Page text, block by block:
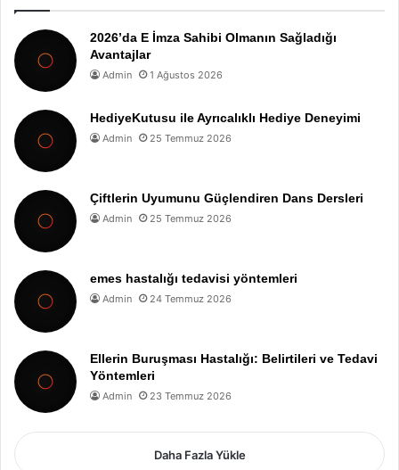
2026’da E İmza Sahibi Olmanın Sağladığı
Avantajlar
Admin 1 Ağustos 2026
HediyeKutusu ile Ayrıcalıklı Hediye Deneyimi
Admin 25 Temmuz 2026
Çiftlerin Uyumunu Güçlendiren Dans Dersleri
Admin 25 Temmuz 2026
emes hastalığı tedavisi yöntemleri
Admin 24 Temmuz 2026
Ellerin Buruşması Hastalığı: Belirtileri ve Tedavi
Yöntemleri
Admin 23 Temmuz 2026
Daha Fazla Yükle